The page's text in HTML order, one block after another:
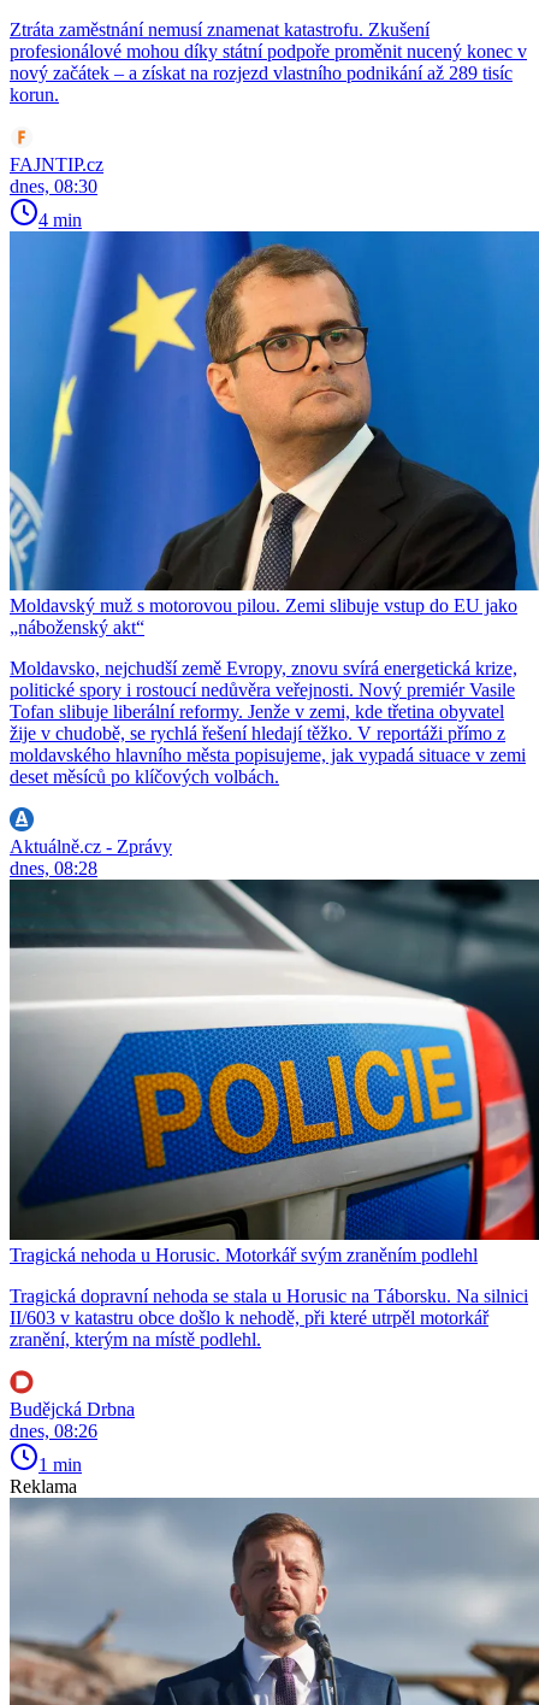
Ztráta zaměstnání nemusí znamenat katastrofu. Zkušení
profesionálové mohou díky státní podpoře proměnit nucený konec v
nový začátek – a získat na rozjezd vlastního podnikání až 289 tisíc
korun.
FAJNTIP.cz
dnes, 08:30
4 min
Moldavský muž s motorovou pilou. Zemi slibuje vstup do EU jako
„náboženský akt“
Moldavsko, nejchudší země Evropy, znovu svírá energetická krize,
politické spory i rostoucí nedůvěra veřejnosti. Nový premiér Vasile
Tofan slibuje liberální reformy. Jenže v zemi, kde třetina obyvatel
žije v chudobě, se rychlá řešení hledají těžko. V reportáži přímo z
moldavského hlavního města popisujeme, jak vypadá situace v zemi
deset měsíců po klíčových volbách.
Aktuálně.cz - Zprávy
dnes, 08:28
Tragická nehoda u Horusic. Motorkář svým zraněním podlehl
Tragická dopravní nehoda se stala u Horusic na Táborsku. Na silnici
II/603 v katastru obce došlo k nehodě, při které utrpěl motorkář
zranění, kterým na místě podlehl.
Budějcká Drbna
dnes, 08:26
1 min
Reklama